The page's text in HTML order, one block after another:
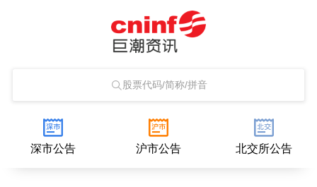
股票代码/简称/拼音
深市公告 沪市公告 北交所公告